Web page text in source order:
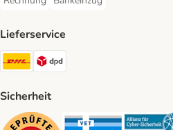
Rechnung Payment Method
Bankeinzug Payment Method
Lieferservice
DHL Shipping Method
Sicherheit
Security Security